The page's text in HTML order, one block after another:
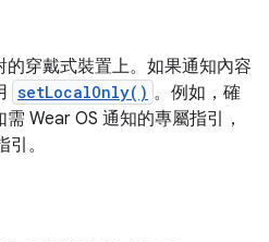
穿戴式裝置上。如果通知內容
setLocalOnly() 。例如，確
Wear OS 通知的專屬指引，
引。